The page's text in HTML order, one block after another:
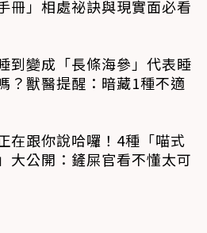
冊」相處祕訣與現實面必看
到變成「長條海參」代表睡
？獸醫提醒：暗藏1種不適
在跟你說哈囉！4種「喵式
大公開：鏟屎官看不懂太可